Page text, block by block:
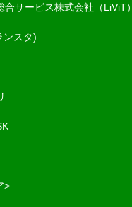
サービス株式会社（LiViT）
ンスタ)
>